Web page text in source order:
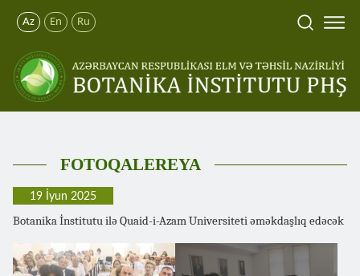
Az En Ru
FOTOQALEREYA
19 İyun 2025
Botanika İnstitutu ilə Quaid-i-Azam Universiteti əməkdaşlıq edəcək